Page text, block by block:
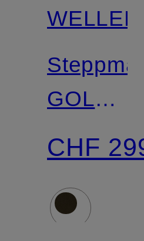
LONG
mit
CHF